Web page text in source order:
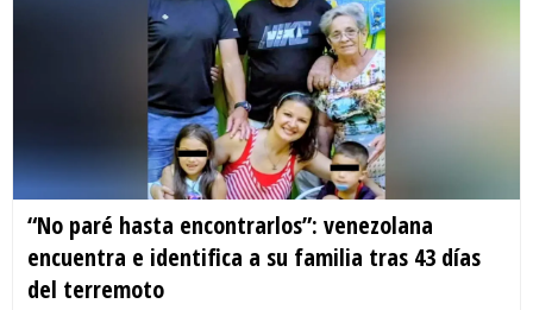
“No paré hasta encontrarlos”: venezolana
encuentra e identifica a su familia tras 43 días
del terremoto